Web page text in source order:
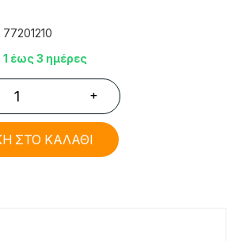
77201210
1 έως 3 ημέρες
+
ΣΤΟ ΚΑΛΑΘΙ